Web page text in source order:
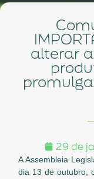
Comunicado 80/20 –
alterar
29 de
A Assembleia
dia 13 de outubro,